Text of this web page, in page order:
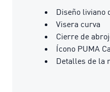
Diseño liviano
Visera curva
Cierre de
Ícono PUMA
Detalles de la